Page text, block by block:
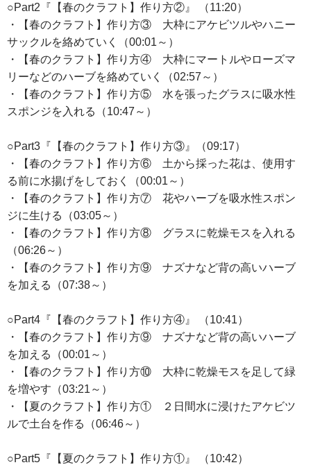
○Part2『【春のクラフト】作り方②』 （11:20）
・【春のクラフト】作り方③ 大枠にアケビツルやハニー
サックルを絡めていく（00:01～）
・【春のクラフト】作り方④ 大枠にマートルやローズマ
リーなどのハーブを絡めていく（02:57～）
・【春のクラフト】作り方⑤ 水を張ったグラスに吸水性
スポンジを入れる（10:47～）
○Part3『【春のクラフト】作り方③』（09:17）
・【春のクラフト】作り方⑥ 土から採った花は、使用す
る前に水揚げをしておく（00:01～）
・【春のクラフト】作り方⑦ 花やハーブを吸水性スポン
ジに生ける（03:05～）
・【春のクラフト】作り方⑧ グラスに乾燥モスを入れる
（06:26～）
・【春のクラフト】作り方⑨ ナズナなど背の高いハーブ
を加える（07:38～）
○Part4『【春のクラフト】作り方④』 （10:41）
・【春のクラフト】作り方⑨ ナズナなど背の高いハーブ
を加える（00:01～）
・【春のクラフト】作り方⑩ 大枠に乾燥モスを足して緑
を増やす（03:21～）
・【夏のクラフト】作り方① ２日間水に浸けたアケビツ
ルで土台を作る（06:46～）
○Part5『【夏のクラフト】作り方①』 （10:42）